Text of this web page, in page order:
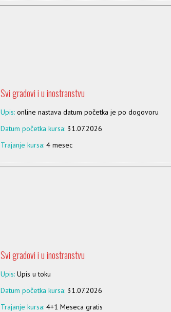
Svi gradovi i u inostranstvu
Upis: online nastava datum početka je po dogovoru
Datum početka kursa: 31.07.2026
Trajanje kursa: 4 mesec
Svi gradovi i u inostranstvu
Upis: Upis u toku
Datum početka kursa: 31.07.2026
Trajanje kursa: 4+1 Meseca gratis